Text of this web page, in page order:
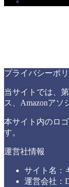
プライバシーポ
当サイトでは、
ス、Amazonアソ
本サイト内のロ
す。
運営社情報
サイト名：
運営会社：